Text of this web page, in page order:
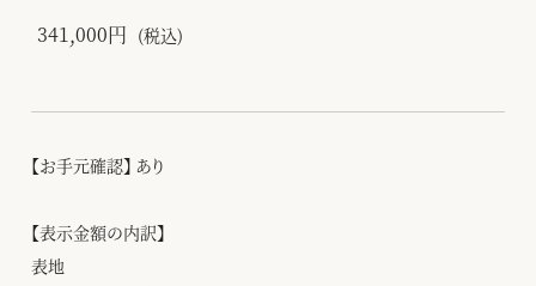
341,000円 (税込)
【お手元確認】 あり
【表示金額の内訳】
表地